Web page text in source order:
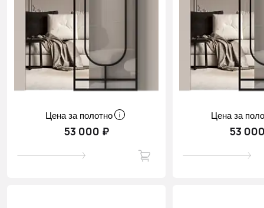
Цена за полотно
53 000 ₽
Цена за
53